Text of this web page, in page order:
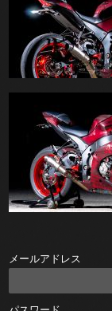
メールアドレス